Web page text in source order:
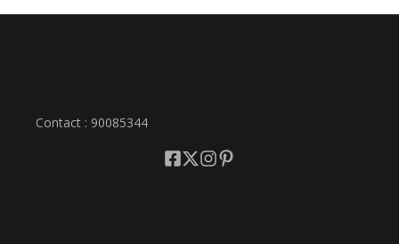
Contact : 90085344